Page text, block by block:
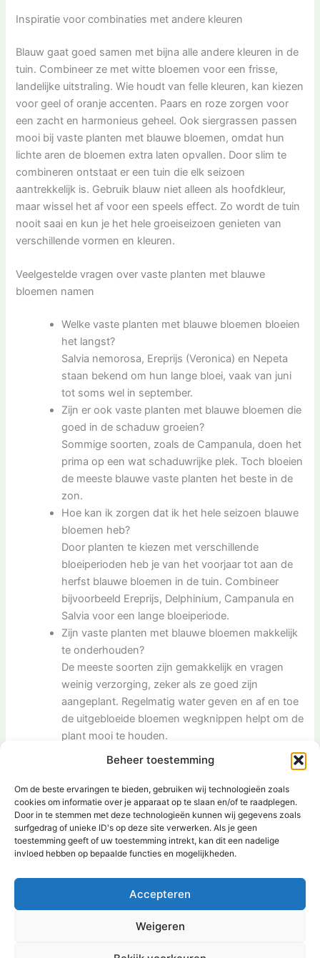
Beheer toestemming
Om de beste ervaringen te bieden, gebruiken wij technologieën zoals
cookies om informatie over je apparaat op te slaan en/of te raadplegen.
Door in te stemmen met deze technologieën kunnen wij gegevens zoals
surfgedrag of unieke ID's op deze site verwerken. Als je geen
toestemming geeft of uw toestemming intrekt, kan dit een nadelige
invloed hebben op bepaalde functies en mogelijkheden.
Accepteren
Weigeren
Inspiratie voor combinaties met andere kleuren
Blauw gaat goed samen met bijna alle andere kleuren in de
tuin. Combineer ze met witte bloemen voor een frisse,
landelijke uitstraling. Wie houdt van felle kleuren, kan kiezen
voor geel of oranje accenten. Paars en roze zorgen voor
een zacht en harmonieus geheel. Ook siergrassen passen
mooi bij vaste planten met blauwe bloemen, omdat hun
lichte aren de bloemen extra laten opvallen. Door slim te
combineren ontstaat er een tuin die elk seizoen
aantrekkelijk is. Gebruik blauw niet alleen als hoofdkleur,
maar wissel het af voor een speels effect. Zo wordt de tuin
nooit saai en kun je het hele groeiseizoen genieten van
verschillende vormen en kleuren.
Veelgestelde vragen over vaste planten met blauwe
bloemen namen
Welke vaste planten met blauwe bloemen bloeien
het langst?
Salvia nemorosa, Ereprijs (Veronica) en Nepeta
staan bekend om hun lange bloei, vaak van juni
tot soms wel in september.
Zijn er ook vaste planten met blauwe bloemen die
goed in de schaduw groeien?
Sommige soorten, zoals de Campanula, doen het
prima op een wat schaduwrijke plek. Toch bloeien
de meeste blauwe vaste planten het beste in de
zon.
Hoe kan ik zorgen dat ik het hele seizoen blauwe
bloemen heb?
Door planten te kiezen met verschillende
bloeiperioden heb je van het voorjaar tot aan de
herfst blauwe bloemen in de tuin. Combineer
bijvoorbeeld Ereprijs, Delphinium, Campanula en
Salvia voor een lange bloeiperiode.
Zijn vaste planten met blauwe bloemen makkelijk
te onderhouden?
De meeste soorten zijn gemakkelijk en vragen
weinig verzorging, zeker als ze goed zijn
aangeplant. Regelmatig water geven en af en toe
de uitgebloeide bloemen wegknippen helpt om de
plant mooi te houden.
Welke bodem is geschikt voor blauwe vaste
De meeste soorten houden van goed
doorlatende, voedzame grond. Door wat
compost toe te voegen bij het planten, starten ze
goed op.